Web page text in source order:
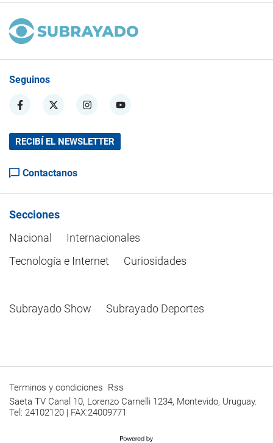
Seguinos
RECIBÍ EL NEWSLETTER
Contactanos
Secciones
Nacional
Internacionales
Tecnología e Internet
Curiosidades
Subrayado Show Subrayado Deportes
Terminos y condiciones Rss
Saeta TV Canal 10, Lorenzo Carnelli 1234, Montevido, Uruguay.
Tel: 24102120 | FAX:24009771